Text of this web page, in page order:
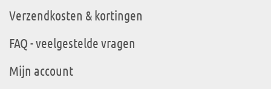
Verzendkosten & kortingen
FAQ - veelgestelde vragen
Mijn account